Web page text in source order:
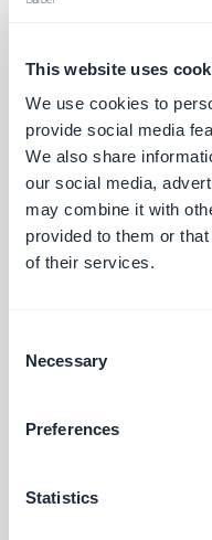
This website uses
We use cookies to
provide social media
We also share
our social media,
may combine it with
provided to them or
of their services.
Selection
Necessary
Preferences
Statistics
Un agenda public
Tous les
rassemblés dans
tous: le meilleur
Support de cours et
Sur son app, votre
utilisateurs des
forme de vidéo, de